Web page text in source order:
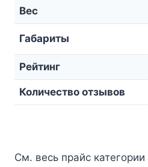
Вес
Габариты
Рейтинг
Количество отзывов
См. весь прайс категории